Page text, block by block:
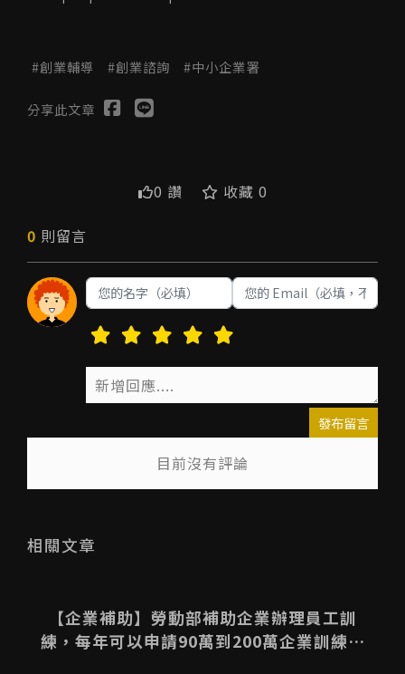
創業輔導 創業諮詢 中小企業署
分享此文章
0 讚 收藏 0
0 則留言
發布留言
目前沒有評論
相關文章
【企業補助】勞動部補助企業辦理員工訓
練，每年可以申請90萬到200萬企業訓練補